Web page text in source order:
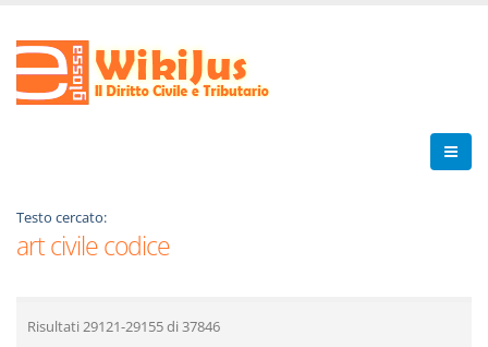
Testo cercato:
art civile codice
Risultati 29121-29155di 37846